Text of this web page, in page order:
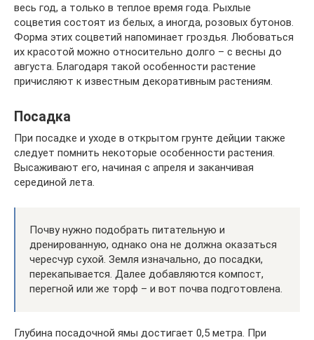
весь год, а только в теплое время года. Рыхлые
соцветия состоят из белых, а иногда, розовых бутонов.
Форма этих соцветий напоминает гроздья. Любоваться
их красотой можно относительно долго – с весны до
августа. Благодаря такой особенности растение
причисляют к известным декоративным растениям.
Посадка
При посадке и уходе в открытом грунте дейции также
следует помнить некоторые особенности растения.
Высаживают его, начиная с апреля и заканчивая
серединой лета.
Почву нужно подобрать питательную и
дренированную, однако она не должна оказаться
чересчур сухой. Земля изначально, до посадки,
перекапывается. Далее добавляются компост,
перегной или же торф – и вот почва подготовлена.
Глубина посадочной ямы достигает 0,5 метра. При